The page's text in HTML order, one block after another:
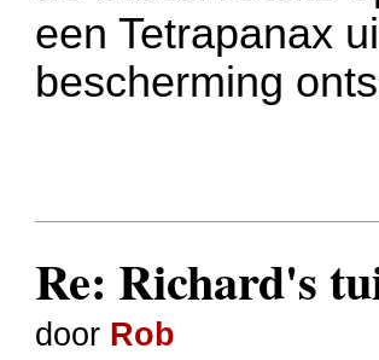
een Tetrapanax
bescherming
Re: Richard's
door Rob